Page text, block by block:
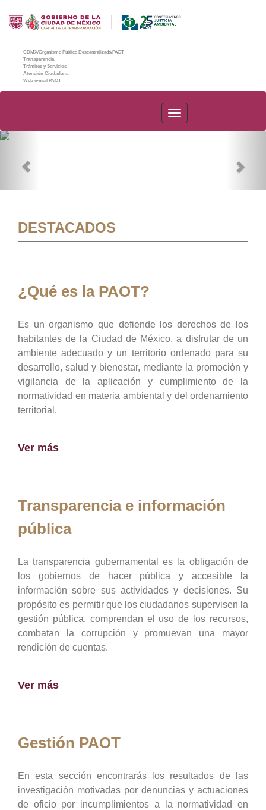
CDMX/Organismo Público Descentralizado/PAOT
Transparencia
Trámites y Servicios
Atención Ciudadana
Web e-mail PAOT
PAOT
DESTACADOS
¿Qué es la PAOT?
Es un organismo que defiende los derechos de los
habitantes de la Ciudad de México, a disfrutar de un
ambiente adecuado y un territorio ordenado para su
desarrollo, salud y bienestar, mediante la promoción y
vigilancia de la aplicación y cumplimiento de la
normatividad en materia ambiental y del ordenamiento
territorial.
Ver más
Transparencia e información
pública
La transparencia gubernamental es la obligación de
los gobiernos de hacer pública y accesible la
información sobre sus actividades y decisiones. Su
propósito es permitir que los ciudadanos supervisen la
gestión pública, comprendan el uso de los recursos,
combatan la corrupción y promuevan una mayor
rendición de cuentas.
Ver más
Gestión PAOT
En esta sección encontrarás los resultados de las
investigación motivadas por denuncias y actuaciones
de oficio por incumplimientos a la normatividad en